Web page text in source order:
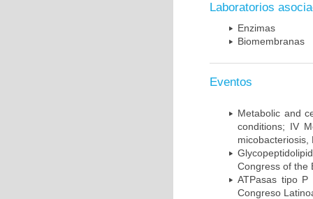
Laboratorios
Enzimas
Biomembranas
Eventos
Metabolic and
conditions; IV
micobacteriosis,
Congress of the
ATPasas tipo P
Congreso